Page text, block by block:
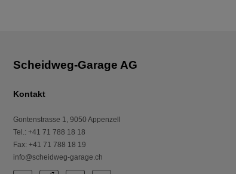
Kontakt
Gontenstrasse 1, 9050 Appenzell
Tel.: +41 71 788 18 18
Fax: +41 71 788 18 19
info@scheidweg-garage.ch